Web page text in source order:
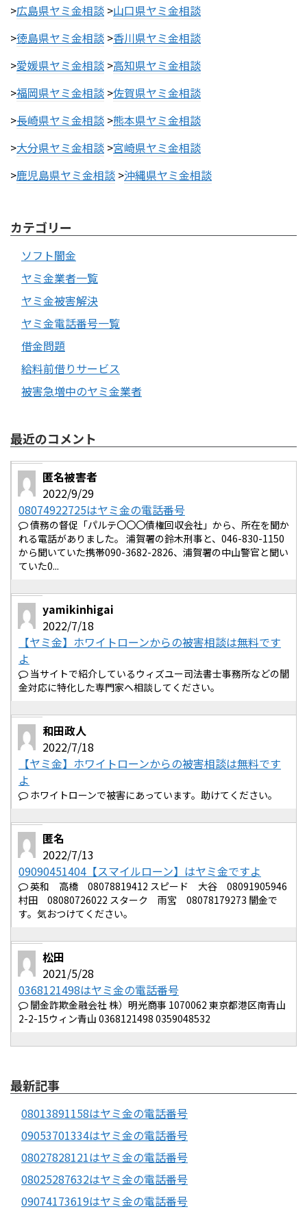
>広島県ヤミ金相談 >山口県ヤミ金相談
>徳島県ヤミ金相談 >香川県ヤミ金相談
>愛媛県ヤミ金相談 >高知県ヤミ金相談
>福岡県ヤミ金相談 >佐賀県ヤミ金相談
>長崎県ヤミ金相談 >熊本県ヤミ金相談
>大分県ヤミ金相談 >宮崎県ヤミ金相談
>鹿児島県ヤミ金相談 >沖縄県ヤミ金相談
カテゴリー
ソフト闇金
ヤミ金業者一覧
ヤミ金被害解決
ヤミ金電話番号一覧
借金問題
給料前借りサービス
被害急増中のヤミ金業者
最近のコメント
匿名被害者
2022/9/29
08074922725はヤミ金の電話番号
債務の督促「パルテ〇〇〇債権回収会社」から、所在を聞か
れる電話がありました。 浦賀署の鈴木刑事と、046-830-1150
から聞いていた携帯090-3682-2826、浦賀署の中山警官と聞い
ていた0...
yamikinhigai
2022/7/18
【ヤミ金】ホワイトローンからの被害相談は無料です
よ
当サイトで紹介しているウィズユー司法書士事務所などの闇
金対応に特化した専門家へ相談してください。
和田政人
2022/7/18
【ヤミ金】ホワイトローンからの被害相談は無料です
よ
ホワイトローンで被害にあっています。助けてください。
匿名
2022/7/13
09090451404【スマイルローン】はヤミ金ですよ
英和 高橋 08078819412 スピード 大谷 08091905946
村田 08080726022 スターク 雨宮 08078179273 闇金で
す。気おつけてください。
松田
2021/5/28
0368121498はヤミ金の電話番号
闇金詐欺金融会社 株）明光商事 1070062 東京都港区南青山
2-2-15ウィン青山 0368121498 0359048532
最新記事
08013891158はヤミ金の電話番号
09053701334はヤミ金の電話番号
08027828121はヤミ金の電話番号
08025287632はヤミ金の電話番号
09074173619はヤミ金の電話番号